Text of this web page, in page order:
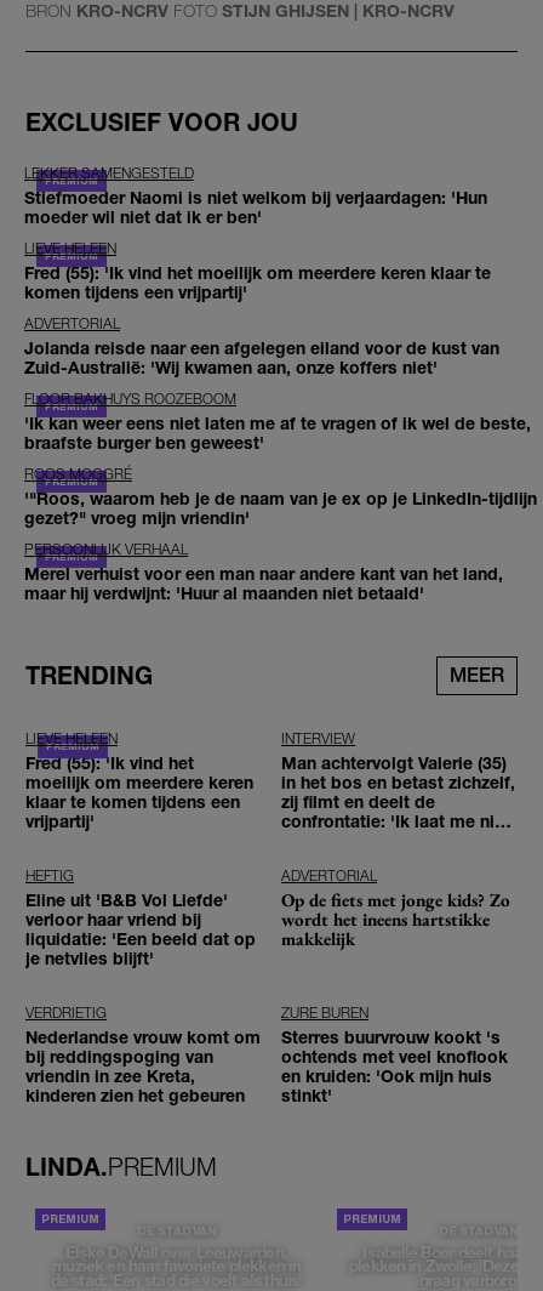
BRON KRO-NCRV FOTO STIJN GHIJSEN | KRO-NCRV
EXCLUSIEF VOOR JOU
LEKKER SAMENGESTELD
Stiefmoeder Naomi is niet welkom bij verjaardagen: 'Hun
moeder wil niet dat ik er ben'
LIEVE HELEEN
Fred (55): 'Ik vind het moeilijk om meerdere keren klaar te
komen tijdens een vrijpartij'
ADVERTORIAL
Jolanda reisde naar een afgelegen eiland voor de kust van
Zuid-Australië: 'Wij kwamen aan, onze koffers niet'
FLOOR BAKHUYS ROOZEBOOM
'Ik kan weer eens niet laten me af te vragen of ik wel de beste,
braafste burger ben geweest'
ROOS MOGGRÉ
'"Roos, waarom heb je de naam van je ex op je LinkedIn-tijdlijn
gezet?" vroeg mijn vriendin'
PERSOONLIJK VERHAAL
Merel verhuist voor een man naar andere kant van het land,
maar hij verdwijnt: 'Huur al maanden niet betaald'
TRENDING MEER
LIEVE HELEEN
Fred (55): 'Ik vind het
moeilijk om meerdere keren
klaar te komen tijdens een
vrijpartij'
INTERVIEW
Man achtervolgt Valerie (35)
in het bos en betast zichzelf,
zij filmt en deelt de
confrontatie: 'Ik laat me niet
HEFTIG
Eline uit 'B&B Vol Liefde'
verloor haar vriend bij
liquidatie: 'Een beeld dat op
je netvlies blijft'
ADVERTORIAL
Op de fiets met jonge kids? Zo
wordt het ineens hartstikke
makkelijk
VERDRIETIG
Nederlandse vrouw komt om
bij reddingspoging van
vriendin in zee Kreta,
kinderen zien het gebeuren
ZURE BUREN
Sterres buurvrouw kookt 's
ochtends met veel knoflook
en kruiden: 'Ook mijn huis
stinkt'
LINDA.PREMIUM
DE STAD VAN
Elske DeWall over Leeuwarden,
muziek en haar favoriete plekken in
de stad: 'Een stad die voelt als thuis'
DE STAD VAN
Isabelle Boer deelt haar
plekken in Zwolle: 'Deze
graag verborgen'